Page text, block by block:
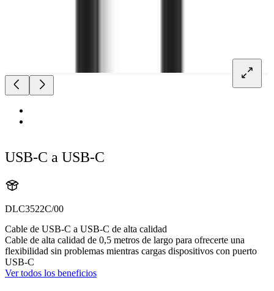
USB-C a USB-C
DLC3522C/00
Cable de USB-C a USB-C de alta calidad
Cable de alta calidad de 0,5 metros de largo para ofrecerte una
flexibilidad sin problemas mientras cargas dispositivos con puerto
USB-C
Ver todos los beneficios